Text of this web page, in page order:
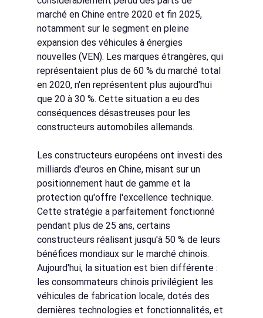
marché en Chine entre 2020 et fin 2025,
notamment sur le segment en pleine
expansion des véhicules à énergies
nouvelles (VEN). Les marques étrangères, qui
représentaient plus de 60 % du marché total
en 2020, n'en représentent plus aujourd'hui
que 20 à 30 %. Cette situation a eu des
conséquences désastreuses pour les
constructeurs automobiles allemands.
Les constructeurs européens ont investi des
milliards d'euros en Chine, misant sur un
positionnement haut de gamme et la
protection qu'offre l'excellence technique.
Cette stratégie a parfaitement fonctionné
pendant plus de 25 ans, certains
constructeurs réalisant jusqu'à 50 % de leurs
bénéfices mondiaux sur le marché chinois.
Aujourd'hui, la situation est bien différente :
les consommateurs chinois privilégient les
véhicules de fabrication locale, dotés des
dernières technologies et fonctionnalités, et